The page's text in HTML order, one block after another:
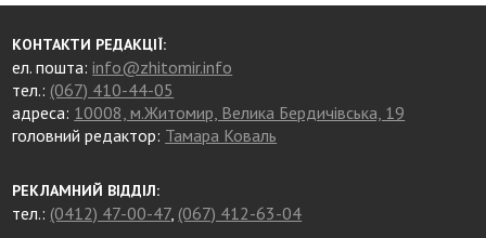
КОНТАКТИ РЕДАКЦІЇ:
ел. пошта:info@zhitomir.info
тел.: (067) 410-44-05
адреса: 10008, м.Житомир, Велика Бердичівська, 19
головний редактор: Тамара Коваль
РЕКЛАМНИЙ ВІДДІЛ:
тел.: (0412) 47-00-47, (067) 412-63-04